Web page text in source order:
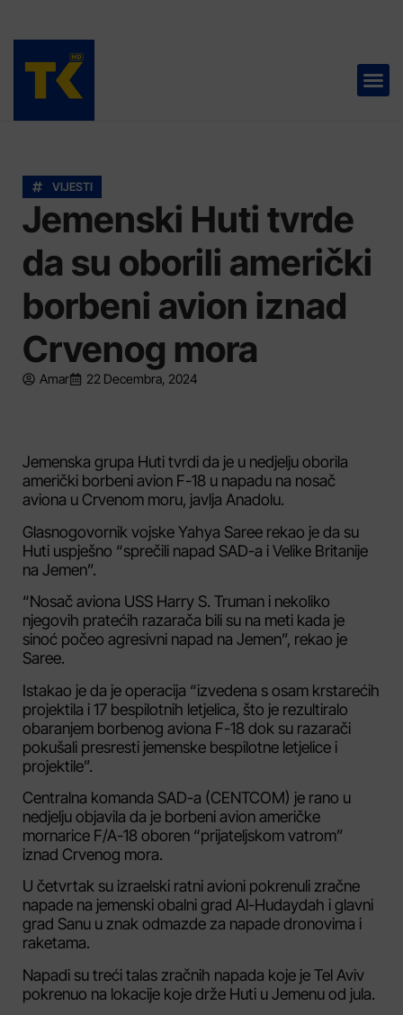
VIJESTI
Jemenski Huti tvrde
da su oborili američki
borbeni avion iznad
Crvenog mora
Amar 22 Decembra, 2024
Jemenska grupa Huti tvrdi da je u nedjelju oborila
američki borbeni avion F-18 u napadu na nosač
aviona u Crvenom moru, javlja Anadolu.
Glasnogovornik vojske Yahya Saree rekao je da su
Huti uspješno “sprečili napad SAD-a i Velike Britanije
na Jemen”.
“Nosač aviona USS Harry S. Truman i nekoliko
njegovih pratećih razarača bili su na meti kada je
sinoć počeo agresivni napad na Jemen”, rekao je
Saree.
Istakao je da je operacija “izvedena s osam krstarećih
projektila i 17 bespilotnih letjelica, što je rezultiralo
obaranjem borbenog aviona F-18 dok su razarači
pokušali presresti jemenske bespilotne letjelice i
projektile”.
Centralna komanda SAD-a (CENTCOM) je rano u
nedjelju objavila da je borbeni avion američke
mornarice F/A-18 oboren “prijateljskom vatrom”
iznad Crvenog mora.
U četvrtak su izraelski ratni avioni pokrenuli zračne
napade na jemenski obalni grad Al-Hudaydah i glavni
grad Sanu u znak odmazde za napade dronovima i
raketama.
Napadi su treći talas zračnih napada koje je Tel Aviv
pokrenuo na lokacije koje drže Huti u Jemenu od jula.